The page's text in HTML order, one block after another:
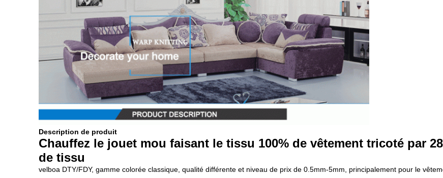
Description de produit
Chauffez le jouet mou faisant le tissu 100% de vêtement tricoté par
de tissu
velboa DTY/FDY, gamme colorée classique, qualité différente et niveau de prix de 0.5mm-5mm, principalement pour le